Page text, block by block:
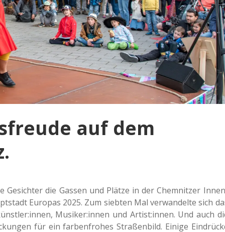
auf dem
Gesich­ter die Gassen und Plätze in der Chem­nit­zer
Euro­pas 2025. Zum sieb­ten Mal ver­wan­del­te sich
Musiker:innen und Artist:innen. Und auch
für ein far­ben­fro­hes Stra­ßen­bild. Einige